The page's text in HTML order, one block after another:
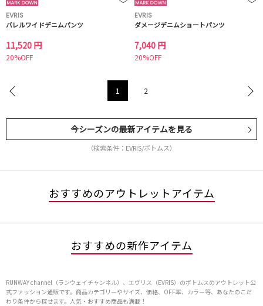
EVRIS
バレルワイドデニムパンツ
11,520 円
20%OFF
EVRIS
ダメージデニムショートパンツ
7,040 円
20%OFF
1 2
今シーズンの最新アイテムを見る
（検索条件：EVRIS/ボトムス）
おすすめのアウトレットアイテム
おすすめの新作アイテム
RUNWAY channel（ランウェイチャンネル）、エヴリス（EVRIS）のボトムスのアウトレット公
式ファッション通販です。商品カテゴリーやサイズ、価格、OFF率、カラー等、あなたのこだ
わり条件から探せます。人気・おすすめ商品も満載！